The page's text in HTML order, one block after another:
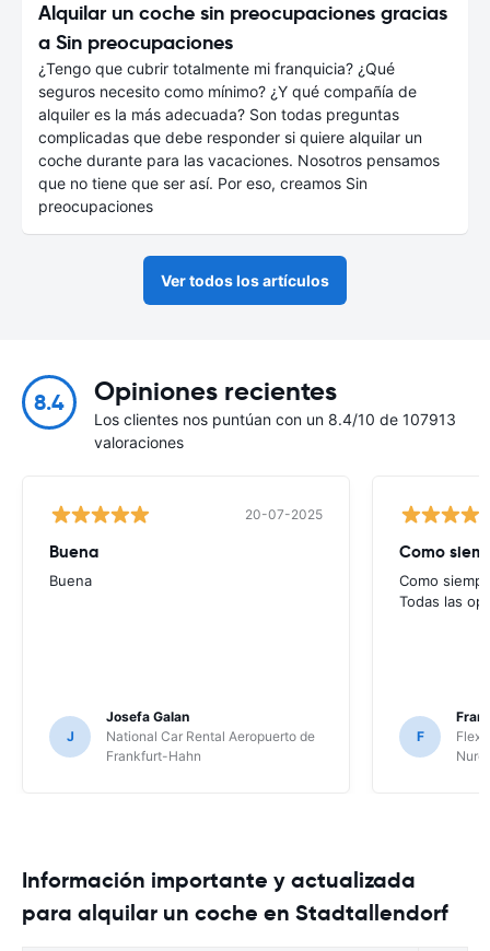
Alquilar un coche sin preocupaciones gracias
a Sin preocupaciones
¿Tengo que cubrir totalmente mi franquicia? ¿Qué
seguros necesito como mínimo? ¿Y qué compañía de
alquiler es la más adecuada? Son todas preguntas
complicadas que debe responder si quiere alquilar un
coche durante para las vacaciones. Nosotros pensamos
que no tiene que ser así. Por eso, creamos Sin
preocupaciones
Ver todos los artículos
8.4 Opiniones recientes
Los clientes nos puntúan con un 8.4/10 de 107913
valoraciones
20-07-2025
Buena
Buena
J
Josefa Galan
National Car Rental Aeropuerto de
Frankfurt-Hahn
Como
Como
Todas las
F
Flex
Información importante y actualizada
para alquilar un coche en Stadtallendorf